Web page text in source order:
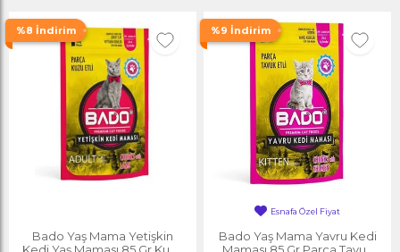
%8 İndirim
Bado Yaş Mama Yetişkin
%9 İndirim
Esnafa Özel Fiyat
Bado Yaş Mama Yavru Kedi